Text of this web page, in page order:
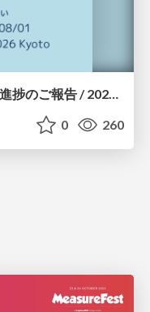
OSPN.JPバージョンアップ作業進捗のご報告 / 20260801-osc26kyoto
0 260